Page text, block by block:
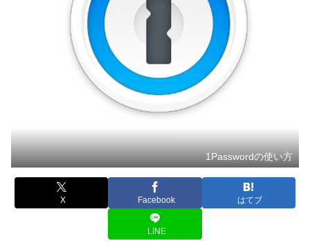
1Passwordの使い方
X Facebook はてブ
LINE